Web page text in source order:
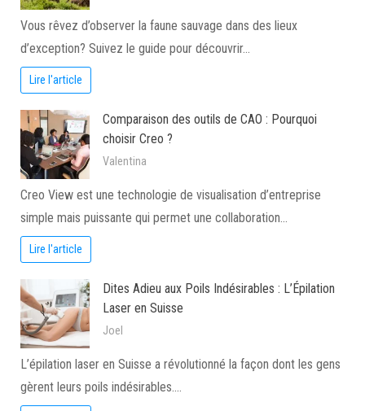
Vous rêvez d’observer la faune sauvage dans des lieux
d’exception? Suivez le guide pour découvrir…
Lire l'article
Comparaison des outils de CAO : Pourquoi
choisir Creo ?
Valentina
Creo View est une technologie de visualisation d’entreprise
simple mais puissante qui permet une collaboration…
Lire l'article
Dites Adieu aux Poils Indésirables : L’Épilation
Laser en Suisse
Joel
L’épilation laser en Suisse a révolutionné la façon dont les gens
gèrent leurs poils indésirables.…